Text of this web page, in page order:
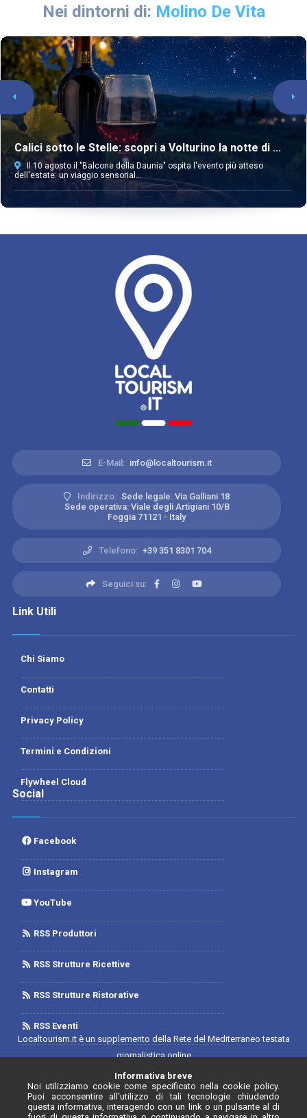
Nei dintorni di: Molino De Vita
Calici sotto le Stelle: scopri a Volturino la notte di ...
Il 10 agosto il "Balcone della Daunia" ospita l'evento più atteso
dell'estate: un viaggio sensorial...
E-Mail: info@localtourism.it
Indirizzo: Sede legale: Via Galliani 18
Sede operativa: Viale degli Artigiani 10/B
Foggia 71121 - Italy
Telefono: +39 351 8301 704
Seguici su:
Link Utili
Chi Siamo
Contatti
Privacy Policy
Termini e Condizioni
Flywheel Cloud
Social
Facebook
Instagram
YouTube
RSS Produttori
RSS Strutture Ricettive
RSS Strutture Ristorative
RSS Eventi
Localtourism.it è un supplemento della Rete del Mediterraneo testata
giornalistica online
Trib. di Foggia n.1893/2019 - Reg. 2/2019- Rete del Mediterraneo
Contratto di Rete Editore
Direttore Responsabile: Luca D'Andrea
Informativa breve
Noi utilizziamo cookie come specificato nella cookie policy.
Puoi acconsentire all'utilizzo di tali tecnologie chiudendo
questa informativa, interagendo con un link o un pulsante al di